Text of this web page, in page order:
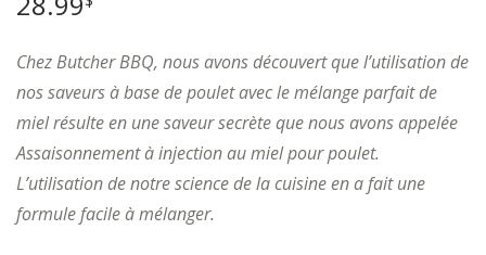
Chez Butcher BBQ, nous avons découvert que l’utilisation de
nos saveurs à base de poulet avec le mélange parfait de
miel résulte en une saveur secrète que nous avons appelée
Assaisonnement à injection au miel pour poulet.
L’utilisation de notre science de la cuisine en a fait une
formule facile à mélanger.